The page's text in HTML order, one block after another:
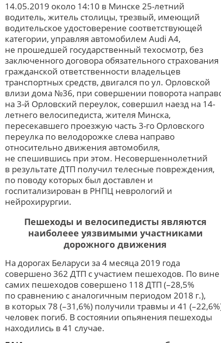
14.05.2019 около 14:10 в Минске 25-летний
водитель, житель столицы, трезвый, имеющий
водительское удостоверение соответствующей
категории, управляя автомобилем Audi A4,
не прошедшей государственный техосмотр, без
заключенного договора обязательного страхования
гражданской ответственности владельцев
транспортных средств, двигался по ул. Орловской
влизи дома №36, при совершении поворота
на 3-й Орловский переулок, совершил наезд на 14-
летнего велосипедиста, жителя Минска,
пересекавшего проезжую часть 3-го Орловского
переулка по велодорожке слева направо
относительно движения автомобиля,
не спешившись при этом. Несовершеннолетний
в результате ДТП получил телесные повреждения,
по поводу которых был доставлен и
госпитализирован в РНПЦ неврологий и
нейрохирургии.
Пешеходы и велосипедисты являются
наиболеее уязвимыми участниками
дорожного движения
На дорогах Беларуси за 4 месяца 2019 года
совершено 362 ДТП с участием пешеходов. По вине
самих пешеходов совершено 118 ДТП (–28,5%
по сравнению с аналогичным периодом 2018 г.),
в которых 78 (–31,6%) получили травмы и 41
человек погиб. В состоянии опьянения пешеходы
находились в 41 случае.